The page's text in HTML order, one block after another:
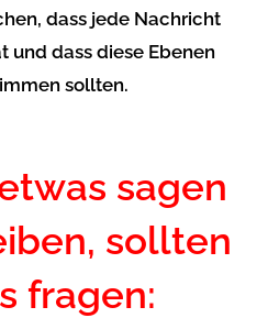
dass jede Nachricht
und dass diese Ebenen
sollten.
sagen
sollten
fragen: